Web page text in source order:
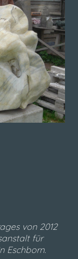
von 2012
für
Eschborn.